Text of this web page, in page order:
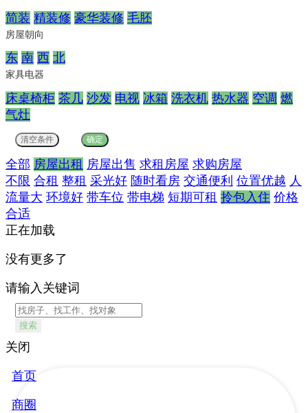
简装 精装修 豪华装修 毛胚
房屋朝向
东 南 西 北
家具电器
床桌椅柜 茶几 沙发 电视 冰箱 洗衣机 热水器 空调 燃
气灶
全部 房屋出租 房屋出售 求租房屋 求购房屋
不限 合租 整租 采光好 随时看房 交通便利 位置优越 人
流量大 环境好 带车位 带电梯 短期可租 拎包入住 价格
合适
正在加载
没有更多了
请输入关键词
搜索
关闭
首页
商圈